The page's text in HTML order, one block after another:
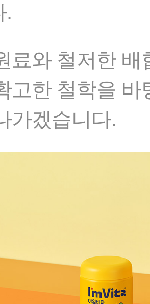
.
료와 철저한
고한 철학을
가겠습니다.